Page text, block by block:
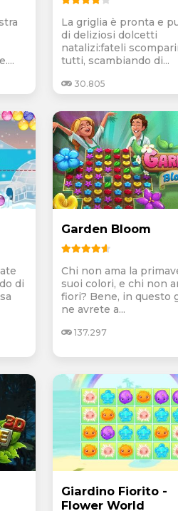
La griglia è pronta e
di deliziosi dolcetti
natalizi:fateli
tutti, scambiando di...
30.805
di
Garden Bloom
Chi non ama la
suoi colori, e chi non
fiori? Bene, in questo
ne avrete a...
137.297
Giardino Fiorito -
Flower World